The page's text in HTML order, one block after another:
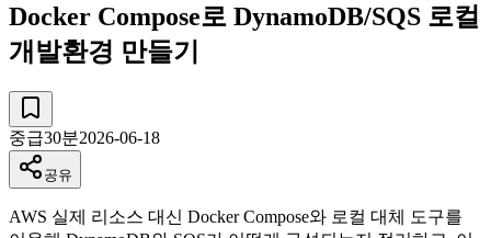
Docker Compose로 DynamoDB/SQS 로컬
개발환경 만들기
중급30분2026-06-18
공유
AWS 실제 리소스 대신 Docker Compose와 로컬 대체 도구를